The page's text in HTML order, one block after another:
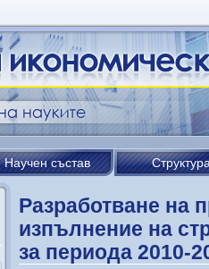
Научен състав
Разработване на
изпълнение на
за периода 2010-